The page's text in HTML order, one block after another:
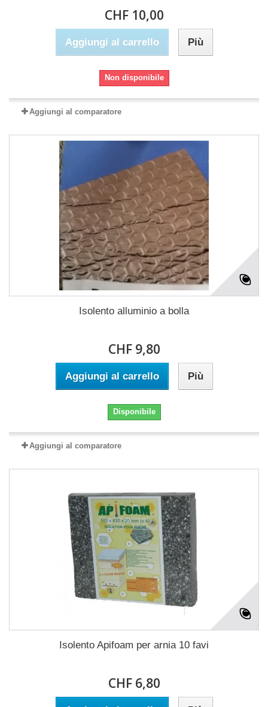
CHF 10,00
Aggiungi al carrello Più
Non disponibile
Aggiungi al comparatore
Isolento alluminio a bolla
CHF 9,80
Aggiungi al carrello Più
Disponibile
Aggiungi al comparatore
Isolento Apifoam per arnia 10 favi
CHF 6,80